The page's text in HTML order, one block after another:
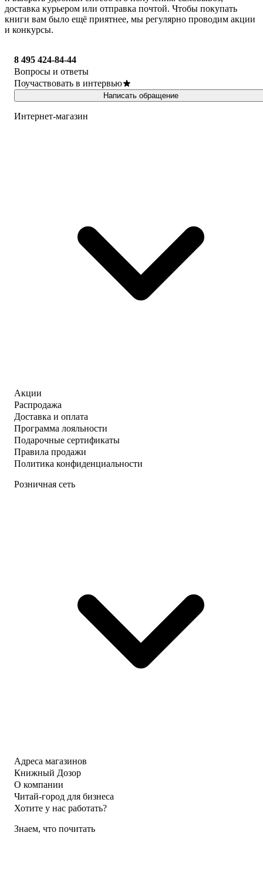
доставка курьером или отправка почтой. Чтобы покупать
книги вам было ещё приятнее, мы регулярно проводим акции
и конкурсы.
8 495 424-84-44
Вопросы и ответы
Поучаствовать в интервью
Написать обращение
Интернет-магазин
Акции
Распродажа
Доставка и оплата
Программа лояльности
Подарочные сертификаты
Правила продажи
Политика конфиденциальности
Розничная сеть
Адреса магазинов
Книжный Дозор
О компании
Читай-город для бизнеса
Хотите у нас работать?
Знаем, что почитать